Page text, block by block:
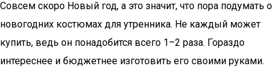
Совсем скоро Новый год, а это значит, что пора подумать о
новогодних костюмах для утренника. Не каждый может
купить, ведь он понадобится всего 1–2 раза. Гораздо
интереснее и бюджетнее изготовить его своими руками.